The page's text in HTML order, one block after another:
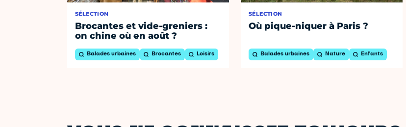
SÉLECTION
Brocantes et vide-greniers :
on chine où en août ?
Balades urbaines Brocantes Loisirs
SÉLECTION
Où pique-niquer à Paris ?
Balades urbaines Nature Enfants